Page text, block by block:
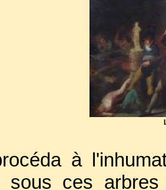
du Théâtre-
gardienne
, et déposé
ornée de
fait couvrir le
la
on y répandait
la baignoire
à
sous ces